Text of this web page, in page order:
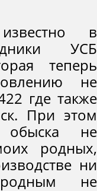
в
УСБ
теперь
не
где также
При этом
обыска не
родных,
ни
не